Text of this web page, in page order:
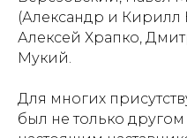
(Александр и Кирилл
Алексей Храпко,
Мукий.
Для многих
был не только